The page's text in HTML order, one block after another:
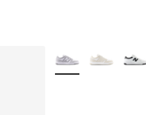
Plus de couleurs